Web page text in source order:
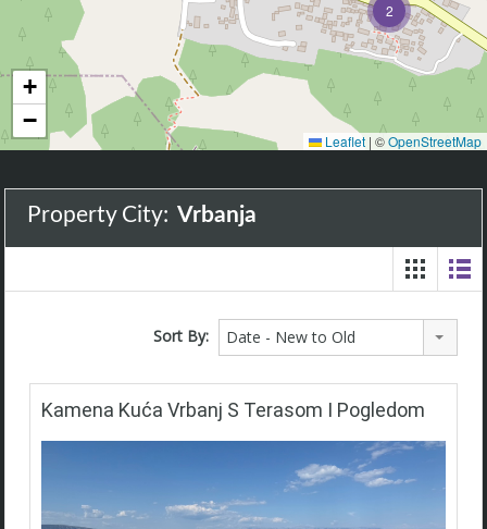
2
+
−
Leaflet | ©OpenStreetMap
Property City: Vrbanja
Sort By: Date - New to Old
Kamena Kuća Vrbanj S Terasom I Pogledom